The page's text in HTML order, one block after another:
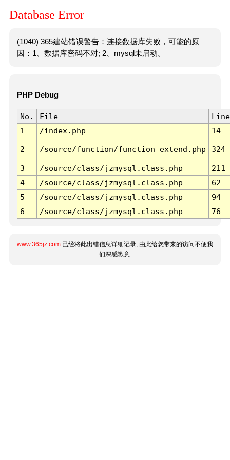
Database Error
(1040) 365建站错误警告：连接数据库失败，可能的原
因：1、数据库密码不对; 2、mysql未启动。
PHP Debug
No. File
Line
1
/index.php 14
2 /source/function/function_extend.php 324
3 /source/class/jzmysql.class.php
211
4
/source/class/jzmysql.class.php
62
5
/source/class/jzmysql.class.php
94
6
/source/class/jzmysql.class.php 76
www.365jz.com 已经将此出错信息详细记录, 由此给您带来的访问不便我
们深感歉意.